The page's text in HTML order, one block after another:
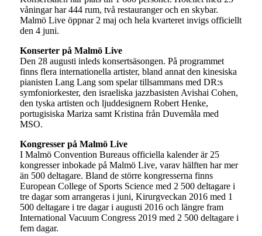
våningar har 444 rum, två restauranger och en skybar.
Malmö Live öppnar 2 maj och hela kvarteret invigs officiellt
den 4 juni.
Konserter på Malmö Live
Den 28 augusti inleds konsertsäsongen. På programmet
finns flera internationella artister, bland annat den kinesiska
pianisten Lang Lang som spelar tillsammans med DR:s
symfoniorkester, den israeliska jazzbasisten Avishai Cohen,
den tyska artisten och ljuddesignern Robert Henke,
portugisiska Mariza samt Kristina från Duvemåla med
MSO.
Kongresser på Malmö Live
I Malmö Convention Bureaus officiella kalender är 25
kongresser inbokade på Malmö Live, varav hälften har mer
än 500 deltagare. Bland de större kongresserna finns
European College of Sports Science med 2 500 deltagare i
tre dagar som arrangeras i juni, Kirurgveckan 2016 med 1
500 deltagare i tre dagar i augusti 2016 och längre fram
International Vacuum Congress 2019 med 2 500 deltagare i
fem dagar.